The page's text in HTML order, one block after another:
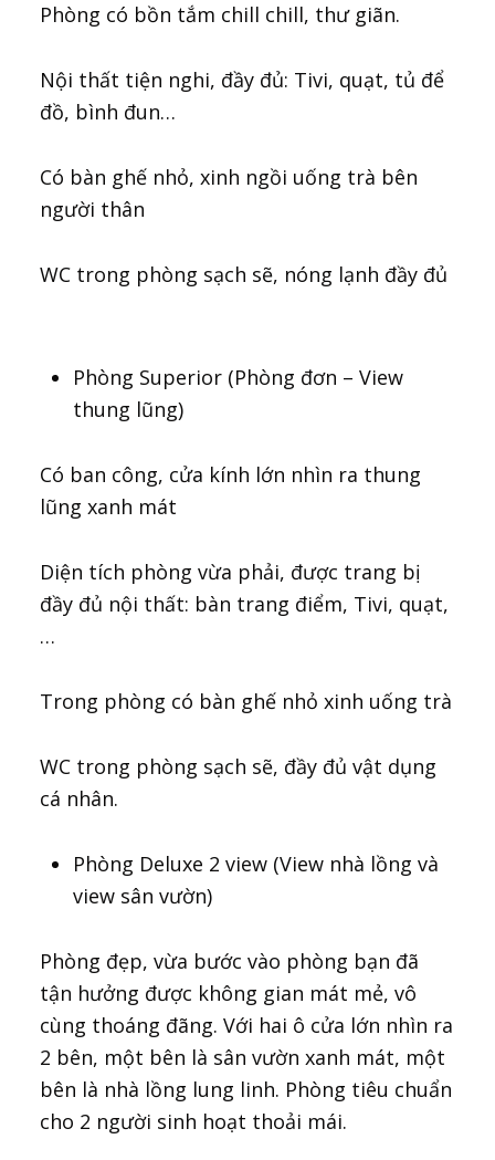
Phòng có bồn tắm chill chill, thư giãn.
Nội thất tiện nghi, đầy đủ: Tivi, quạt, tủ để
đồ, bình đun…
Có bàn ghế nhỏ, xinh ngồi uống trà bên
người thân
WC trong phòng sạch sẽ, nóng lạnh đầy đủ
Phòng Superior (Phòng đơn – View
thung lũng)
Có ban công, cửa kính lớn nhìn ra thung
lũng xanh mát
Diện tích phòng vừa phải, được trang bị
đầy đủ nội thất: bàn trang điểm, Tivi, quạt,
…
Trong phòng có bàn ghế nhỏ xinh uống trà
WC trong phòng sạch sẽ, đầy đủ vật dụng
cá nhân.
Phòng Deluxe 2 view (View nhà lồng và
view sân vườn)
Phòng đẹp, vừa bước vào phòng bạn đã
tận hưởng được không gian mát mẻ, vô
cùng thoáng đãng. Với hai ô cửa lớn nhìn ra
2 bên, một bên là sân vườn xanh mát, một
bên là nhà lồng lung linh. Phòng tiêu chuẩn
cho 2 người sinh hoạt thoải mái.